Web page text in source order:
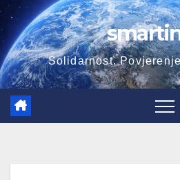
Skip
to
content
Solidarnost.